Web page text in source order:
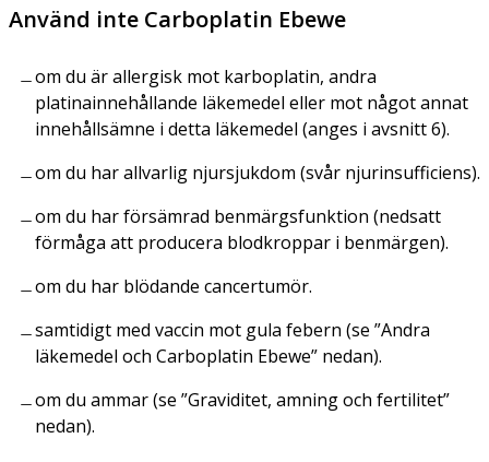
Använd inte Carboplatin Ebewe
om du är allergisk mot karboplatin, andra
platinainnehållande läkemedel eller mot något annat
innehållsämne i detta läkemedel (anges i avsnitt 6).
om du har allvarlig njursjukdom (svår njurinsufficiens).
om du har försämrad benmärgsfunktion (nedsatt
förmåga att producera blodkroppar i benmärgen).
om du har blödande cancertumör.
samtidigt med vaccin mot gula febern (se ”Andra
läkemedel och Carboplatin Ebewe” nedan).
om du ammar (se ”Graviditet, amning och fertilitet”
nedan).